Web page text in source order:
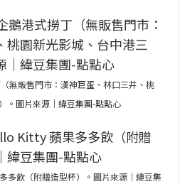
無販售門市：漢神巨蛋、林口三井、桃
。圖片來源｜緯豆集團-點點心
多飲（附贈造型杯）。圖片來源｜緯豆集